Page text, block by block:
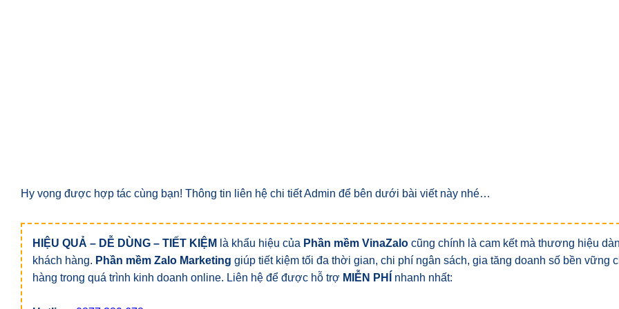
Hy vọng được hợp tác cùng bạn! Thông tin liên hệ chi tiết Admin để bên dưới bài viết này nhé…
HIỆU QUẢ – DỄ DÙNG – TIẾT KIỆM là khẩu hiệu của Phần mềm VinaZalo cũng chính là cam kết mà thương hiệu
khách hàng. Phần mềm Zalo Marketing giúp tiết kiệm tối đa thời gian, chi phí ngân sách, gia tăng doanh số bền vững
hàng trong quá trình kinh doanh online. Liên hệ để được hỗ trợ MIỄN PHÍ nhanh nhất: